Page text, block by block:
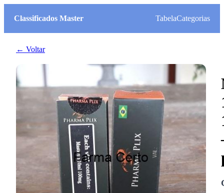
Classificados Master TabelaCategorias
← Voltar